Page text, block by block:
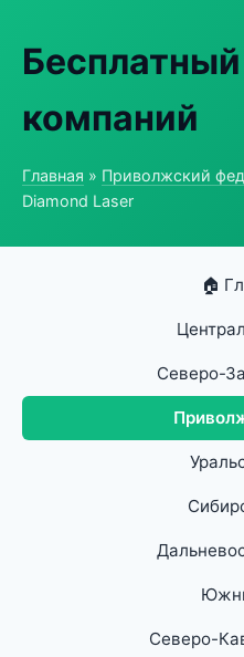
Бесплатный
компаний
Главная » Приволжский
Diamond Laser
🏠
Северо-
Северо-